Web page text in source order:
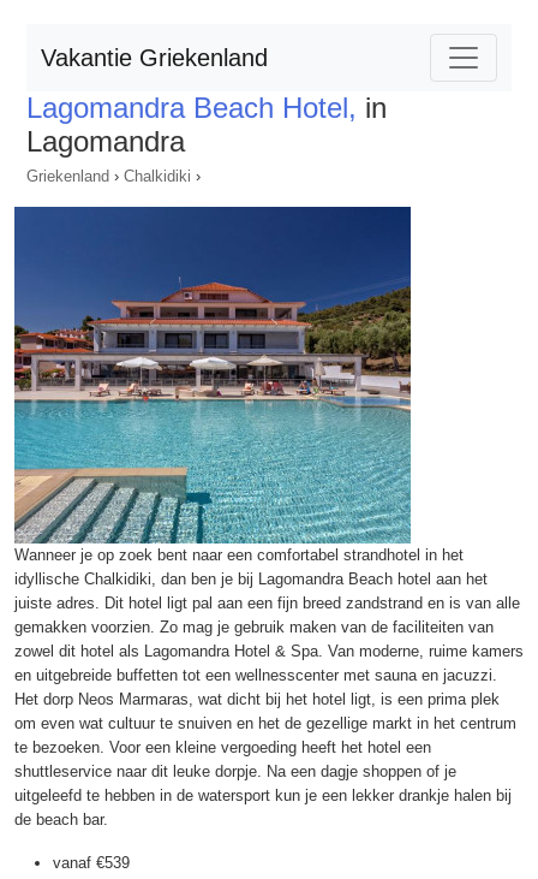
Vakantie Griekenland
Lagomandra Beach Hotel, in
Lagomandra
Griekenland › Chalkidiki ›
Wanneer je op zoek bent naar een comfortabel strandhotel in het
idyllische Chalkidiki, dan ben je bij Lagomandra Beach hotel aan het
juiste adres. Dit hotel ligt pal aan een fijn breed zandstrand en is van alle
gemakken voorzien. Zo mag je gebruik maken van de faciliteiten van
zowel dit hotel als Lagomandra Hotel & Spa. Van moderne, ruime kamers
en uitgebreide buffetten tot een wellnesscenter met sauna en jacuzzi.
Het dorp Neos Marmaras, wat dicht bij het hotel ligt, is een prima plek
om even wat cultuur te snuiven en het de gezellige markt in het centrum
te bezoeken. Voor een kleine vergoeding heeft het hotel een
shuttleservice naar dit leuke dorpje. Na een dagje shoppen of je
uitgeleefd te hebben in de watersport kun je een lekker drankje halen bij
de beach bar.
vanaf €539